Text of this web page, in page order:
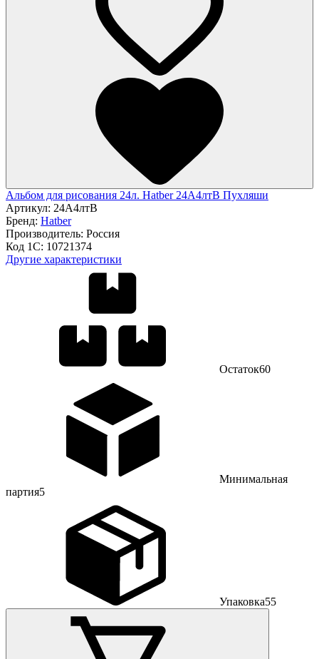
Альбом для рисования 24л. Hatber 24А4лтВ Пухляши
Артикул: 24А4лтВ
Бренд: Hatber
Производитель: Россия
Код 1С: 10721374
Другие характеристики
Остаток60
Минимальная
партия5
Упаковка55